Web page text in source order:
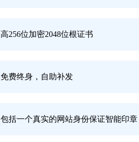
高256位加密2048位根证书
免费终身，自助补发
包括一个真实的网站身份保证智能印